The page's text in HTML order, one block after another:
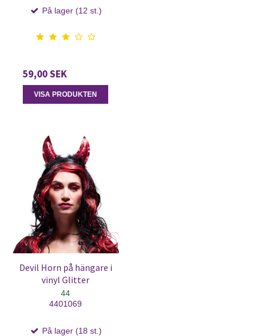
På lager (12 st.)
59,00 SEK
VISA PRODUKTEN
Devil Horn på hängare i
vinyl Glitter
44
4401069
På lager (18 st.)